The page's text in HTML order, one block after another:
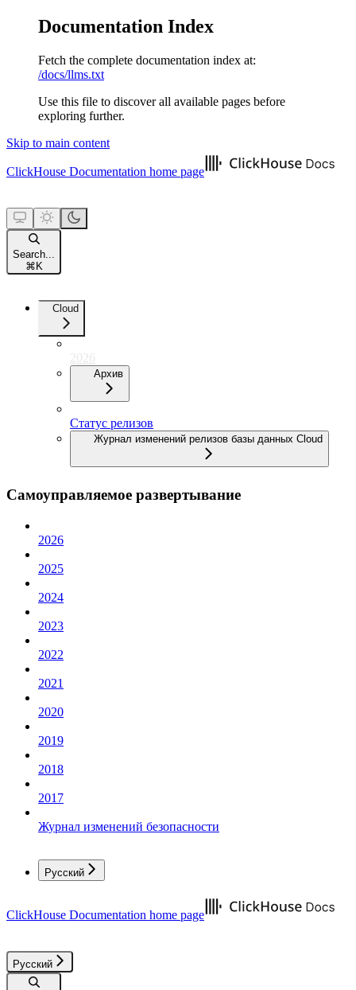
Documentation Index
Fetch the complete documentation index at:
/docs/llms.txt
Use this file to discover all available pages before
exploring further.
Skip to main content
ClickHouse Documentation home page
Search...
⌘ K
Cloud
2026
Архив
Статус релизов
Журнал изменений релизов базы данных Cloud
Самоуправляемое развертывание
2026
2025
2024
2023
2022
2021
2020
2019
2018
2017
Журнал изменений безопасности
Русский
ClickHouse Documentation home page
Русский